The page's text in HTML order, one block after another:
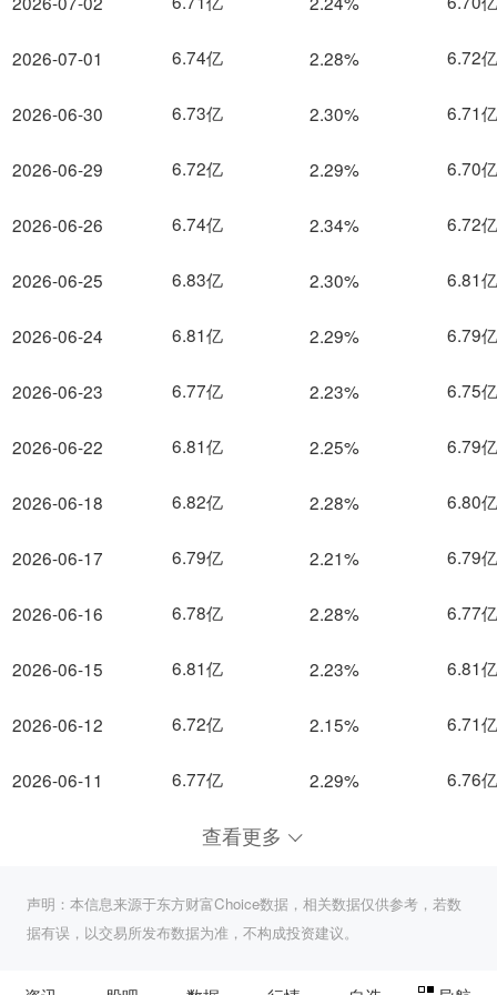
2026-07-01
2026-06-30
2026-06-29
2026-06-26
2026-06-25
2026-06-24
2026-06-23
2026-06-22
2026-06-18
2026-06-17
2026-06-16
2026-06-15
2026-06-12
2026-06-11
6.74亿 2.28% 6.72亿
6.73亿 2.30% 6.71亿
6.72亿 2.29% 6.70亿
6.74亿 2.34% 6.72亿
6.83亿 2.30% 6.81亿
6.81亿 2.29% 6.79亿
6.77亿 2.23% 6.75亿
6.81亿 2.25% 6.79亿
6.82亿 2.28% 6.80亿
6.79亿 2.21% 6.79亿
6.78亿 2.28% 6.77亿
6.81亿 2.23% 6.81亿
6.72亿 2.15% 6.71亿
6.77亿 2.29% 6.76亿
查看更多
声明：本信息来源于东方财富Choice数据，相关数据仅供参考，若数
据有误，以交易所发布数据为准，不构成投资建议。